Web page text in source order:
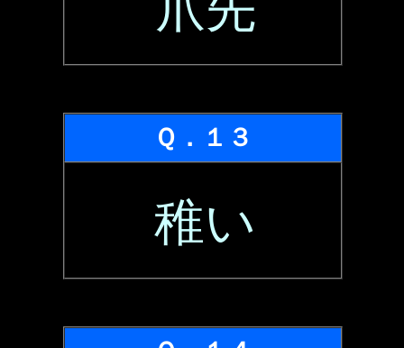
Ｑ．１３
稚い